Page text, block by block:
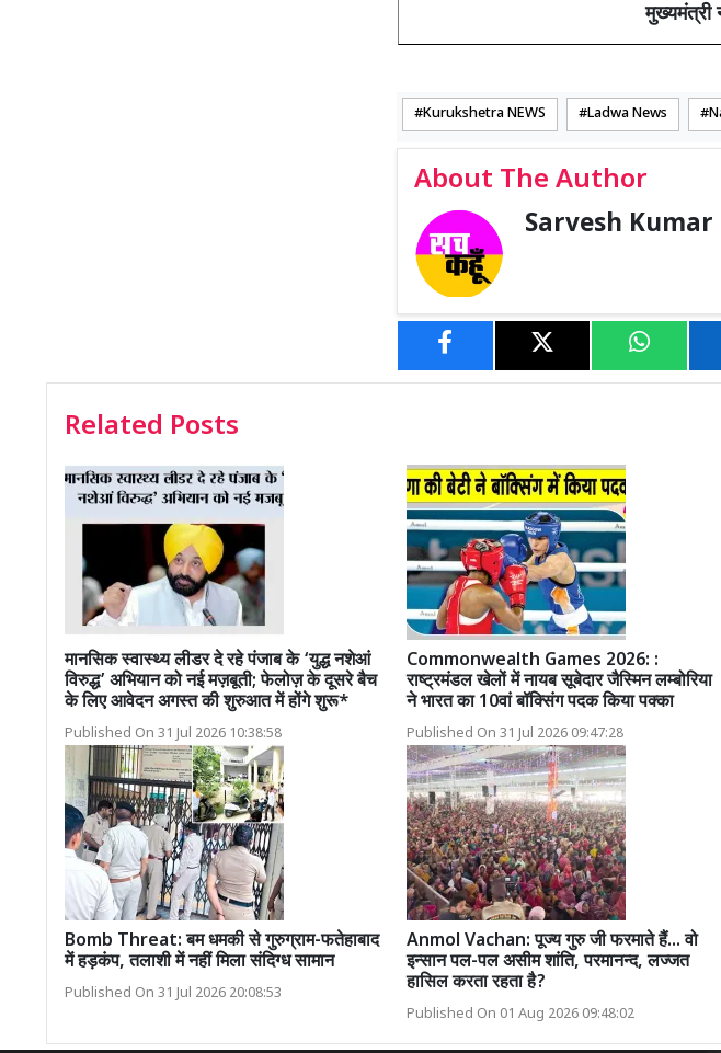
मुख्यमंत्री
Kurukshetra NEWS Ladwa News
About The Author
Sarvesh Kumar
Related Posts
मानसिक स्वास्थ्य लीडर दे रहे पंजाब के ‘युद्ध नशेआं
विरुद्ध’ अभियान को नई मज़बूती; फेलोज़ के दूसरे बैच
के लिए आवेदन अगस्त की शुरुआत में होंगे शुरू*
Published On 31 Jul 2026 10:38:58
Commonwealth Games 2026: :
राष्ट्रमंडल खेलों में नायब सूबेदार जैस्मिन लम्बोरिया
ने भारत का 10वां बॉक्सिंग पदक किया पक्का
Published On 31 Jul 2026 09:47:28
Bomb Threat: बम धमकी से गुरुग्राम-फतेहाबाद
में हड़कंप, तलाशी में नहीं मिला संदिग्ध सामान
Published On 31 Jul 2026 20:08:53
Anmol Vachan: पूज्य गुरु जी फरमाते हैं... वो
इन्सान पल-पल असीम शांति, परमानन्द, लज्जत
हासिल करता रहता है?
Published On 01 Aug 2026 09:48:02